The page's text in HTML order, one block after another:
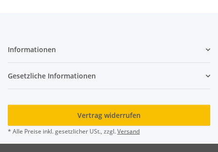
Informationen
Gesetzliche Informationen
Vertrag widerrufen
* Alle Preise inkl. gesetzlicher USt., zzgl.Versand